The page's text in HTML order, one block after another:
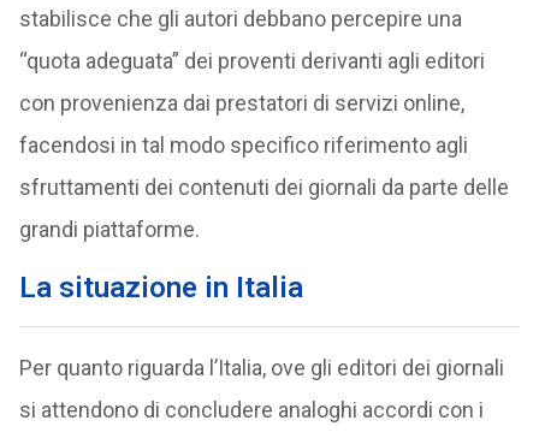
stabilisce che gli autori debbano percepire una
“quota adeguata” dei proventi derivanti agli editori
con provenienza dai prestatori di servizi online,
facendosi in tal modo specifico riferimento agli
sfruttamenti dei contenuti dei giornali da parte delle
grandi piattaforme.
La situazione in Italia
Per quanto riguarda l’Italia, ove gli editori dei giornali
si attendono di concludere analoghi accordi con i